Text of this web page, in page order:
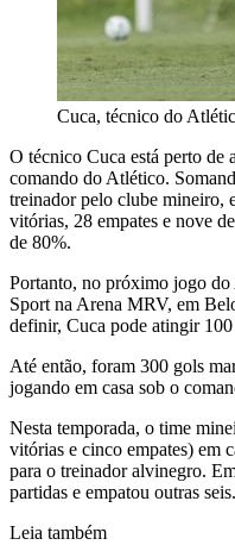
Cuca, técnico do
O técnico Cuca está perto de
comando do Atlético.
treinador pelo clube mineiro,
vitórias, 28 empates e nove
de 80%.
Portanto, no próximo jogo do
Sport na Arena MRV, em
definir, Cuca pode atingir
Até então, foram 300 gols
jogando em casa sob o
Nesta temporada, o time
vitórias e cinco empates) em
para o treinador alvinegro.
partidas e empatou outras seis.
Leia também